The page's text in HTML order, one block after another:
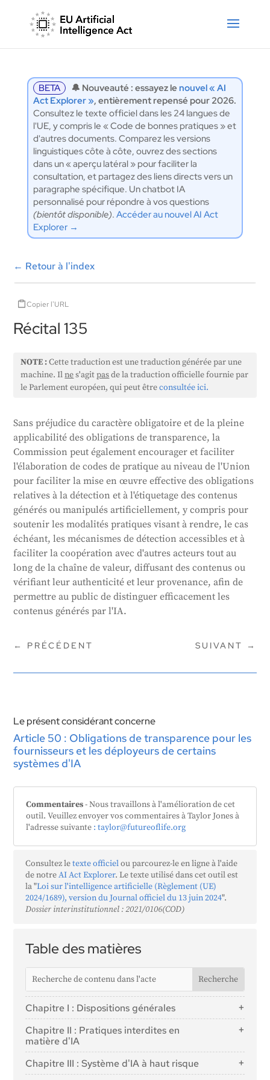
BETA 🔔 Nouveauté : essayez le nouvel « AI
Act Explorer », entièrement repensé pour 2026.
Consultez le texte officiel dans les 24 langues de
l'UE, y compris le « Code de bonnes pratiques » et
d'autres documents. Comparez les versions
linguistiques côte à côte, ouvrez des sections
dans un « aperçu latéral » pour faciliter la
consultation, et partagez des liens directs vers un
paragraphe spécifique. Un chatbot IA
personnalisé pour répondre à vos questions
(bientôt disponible). Accéder au nouvel AI Act
Explorer →
← Retour à l'index
Table des matières
Chapitre I : Dispositions générales
Article 1 : Objet
Article 2 : Champ d'application
Article 4 : Maîtrise de l'IA
Chapitre II : Pratiques interdites en
matière d'IA
Article 5 : Pratiques interdites en matière d'IA
Chapitre III : Système d'IA à haut risque
Copier l'URL
Récital 135
NOTE :Cette traduction est une traduction générée par une
machine. Ilnes'agitpasde la traduction officielle fournie par
le Parlement européen, qui peut êtreconsultée ici.
Sans préjudice du caractère obligatoire et de la pleine
applicabilité des obligations de transparence, la
Commission peut également encourager et faciliter
l'élaboration de codes de pratique au niveau de l'Union
pour faciliter la mise en œuvre effective des obligations
relatives à la détection et à l'étiquetage des contenus
générés ou manipulés artificiellement, y compris pour
soutenir les modalités pratiques visant à rendre, le cas
échéant, les mécanismes de détection accessibles et à
faciliter la coopération avec d'autres acteurs tout au
long de la chaîne de valeur, diffusant des contenus ou
vérifiant leur authenticité et leur provenance, afin de
permettre au public de distinguer efficacement les
contenus générés par l'IA.
← PRÉCÉDENT SUIVANT →
Le présent considérant concerne
Article 50 : Obligations de transparence pour les
fournisseurs et les déployeurs de certains
systèmes d'IA
Commentaires- Nous travaillons à l'amélioration de cet
outil. Veuillez envoyer vos commentaires à Taylor Jones à
l'adresse suivante : taylor@futureoflife.org
Consultez letexte officielou parcourez-le en ligne à l'aide
de notreAI Act Explorer. Le texte utilisé dans cet outil est
la "Loi sur l'intelligence artificielle (Règlement (UE)
2024/1689), version du Journal officiel du 13 juin 2024".
Dossier interinstitutionnel : 2021/0106(COD)